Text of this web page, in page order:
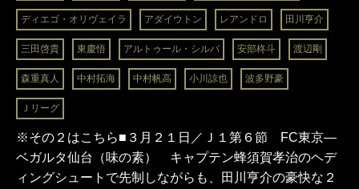
ディエゴ・オリヴェイラ アダイウトン レアンドロ 田川亨介
三田啓貴 東慶悟 アルトゥール・シルバ 安部柊斗 渡辺剛
森重真人 中村拓海 中村帆高 小川諒也 波多野豪
Ｊリーグ
※その２はこちら■３月２１日／Ｊ１第６節 FC東京―
ベガルタ仙台（味の素） キャプテン蜂須賀孝治のヘデ
ィングシュートで先制しながらも、田川亨介の豪快な２